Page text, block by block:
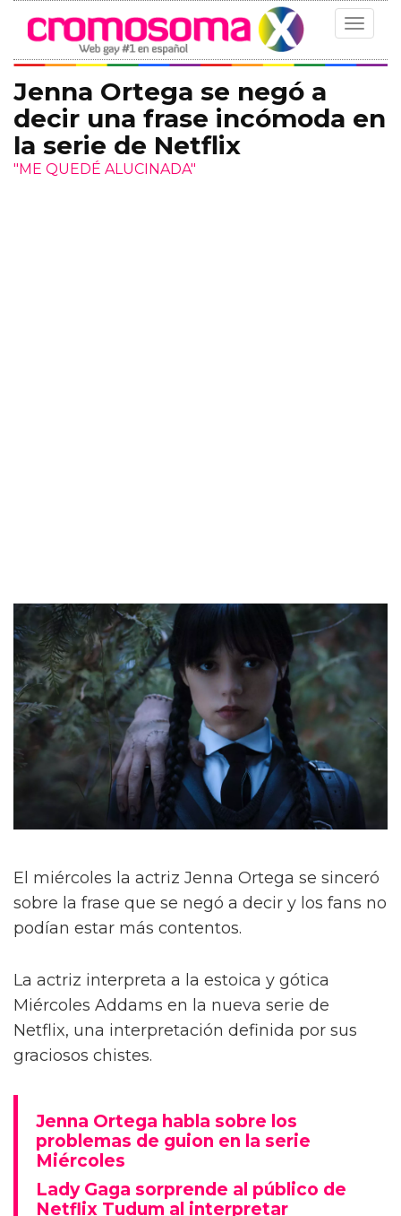
Toggle
Jenna Ortega se negó a
decir una frase incómoda en
la serie de Netflix
"ME QUEDÉ ALUCINADA"
El miércoles la actriz Jenna Ortega se sinceró
sobre la frase que se negó a decir y los fans no
podían estar más contentos.
La actriz interpreta a la estoica y gótica
Miércoles Addams en la nueva serie de
Netflix, una interpretación definida por sus
graciosos chistes.
Jenna Ortega habla sobre los
problemas de guion en la serie
Miércoles
Lady Gaga sorprende al público de
Netflix Tudum al interpretar